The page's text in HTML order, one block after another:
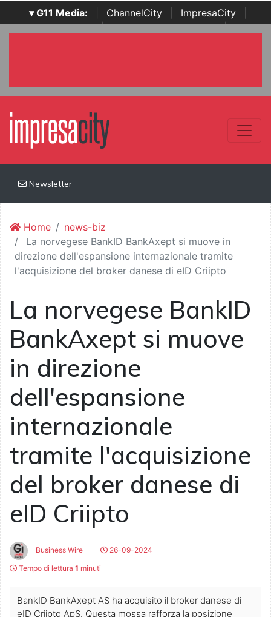
▾ G11 Media: ChannelCity ImpresaCity
SecurityOpenLab | Italian Channel Awards | Italian
Newsletter
Home
news-biz
La norvegese BankID BankAxept si muove in
direzione dell'espansione internazionale tramite
l'acquisizione del broker danese di eID Criipto
La norvegese BankID
BankAxept si muove
in direzione
dell'espansione
internazionale
tramite l'acquisizione
del broker danese di
eID Criipto
Business Wire
26-09-2024
Tempo di lettura 1 minuti
BankID BankAxept AS ha acquisito il broker danese di
eID Criipto ApS. Questa mossa rafforza la posizione